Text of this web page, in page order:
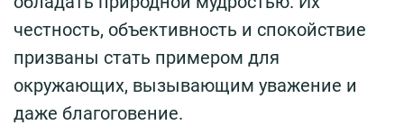
честность, объективность и спокойствие
призваны стать примером для
окружающих, вызывающим уважение и
даже благоговение.